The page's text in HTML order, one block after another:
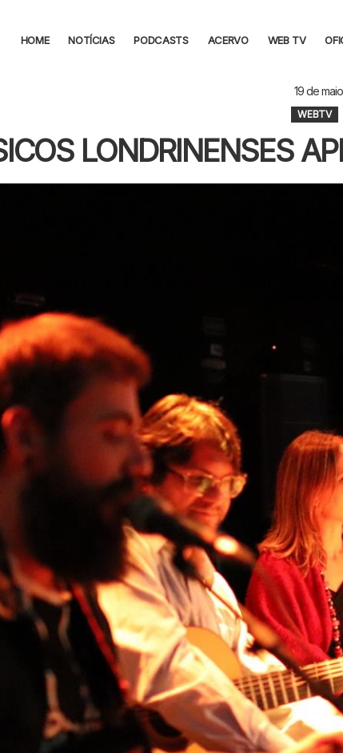
HOME NOTÍCIAS PODCASTS ACERVO WEB TV
19 de
WEBTV
LONDRINENSES